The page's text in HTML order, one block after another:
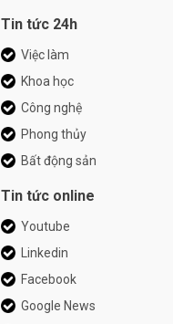
Tin tức 24h
Việc làm
Khoa học
Công nghệ
Phong thủy
Bất động sản
Tin tức online
Youtube
Linkedin
Facebook
Google News